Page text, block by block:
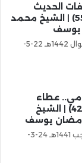
الحديث
الشريف (554) | الشيخ محمد
يوسف
السبت 10 شوال 1442هـ 22-5-
عطاء
ووفاء (40-42) | الشيخ
يوسف
الثلاثاء 29 رجب 1441هـ 24-3-